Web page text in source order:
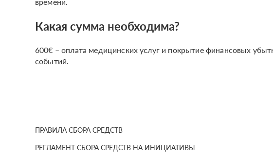
Какая сумма необходима?
600€ – оплата медицинских услуг и покрытие финансовых
событий.
ПРАВИЛА СБОРА СРЕДСТВ
РЕГЛАМЕНТ СБОРА СРЕДСТВ НА ИНИЦИАТИВЫ